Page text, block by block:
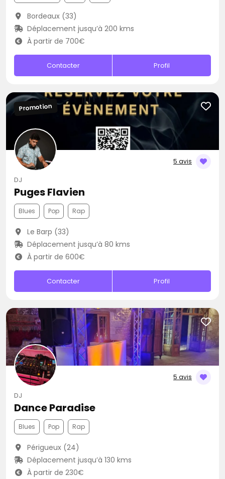
Bordeaux (33)
Déplacement jusqu’à 200 kms
À partir de 700€
Contacter Profil
5 avis
Promotion
DJ
Puges Flavien
Blues Pop Rap
Le Barp (33)
Déplacement jusqu’à 80 kms
À partir de 600€
Contacter Profil
5 avis
DJ
Dance Paradise
Blues Pop Rap
Périgueux (24)
Déplacement jusqu’à 130 kms
À partir de 230€